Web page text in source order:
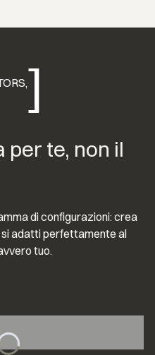
per te, non il
]
di configurazioni: crea
si adatti perfettamente al
tuo.